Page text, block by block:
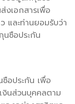
งเอกสารเพื่อ
และท่านยอมรับว่า
ซือประกัน
อประกัน เพื่อ
งินส่วนบุคคลตาม